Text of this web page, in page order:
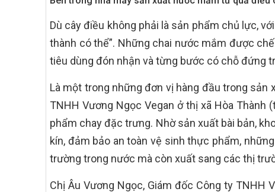
Dù cây điều không phải là sản phẩm chủ lực,
thành có thể”. Những chai nước mắm được
tiêu dùng đón nhận và từng bước có chỗ đứng
Là một trong những đơn vị hàng đầu trong
TNHH Vương Ngọc Vegan ở thị xã Hòa
phẩm chay đặc trưng. Nhờ sản xuất bài bản,
kín, đảm bảo an toàn vệ sinh thực phẩm,
trường trong nước mà còn xuất sang các thị
Chị Âu Vương Ngọc, Giám đốc Công ty TNHH